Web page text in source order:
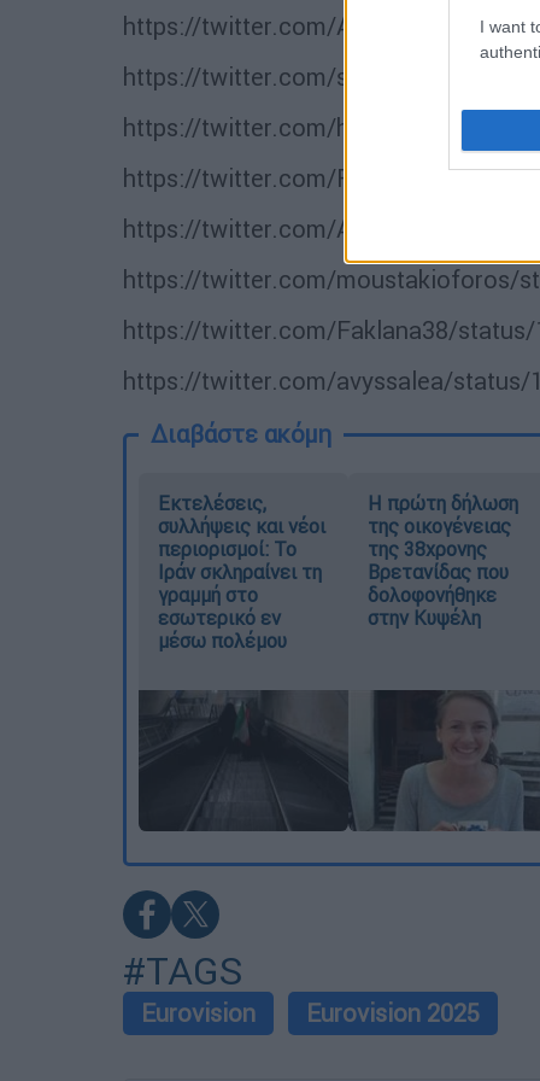
I want
https://twitter.com/AnteleidP/status/
https://twitter.com/spinachrigatoni/
https://twitter.com/herogrig/status/
https://twitter.com/Faklana38/status/
https://twitter.com/AkisV90/status/
https://twitter.com/moustakioforos/
https://twitter.com/Faklana38/status/
https://twitter.com/avyssalea/status/
Διαβάστε ακόμη
Εκτελέσεις,
συλλήψεις και νέοι
περιορισμοί: Το
Ιράν σκληραίνει τη
γραμμή στο
εσωτερικό εν
μέσω πολέμου
Η πρώτη δήλωση
της οικογένειας
της 38χρονης
Βρετανίδας που
δολοφονήθηκε
στην Κυψέλη
#TAGS
Eurovision Eurovision 2025